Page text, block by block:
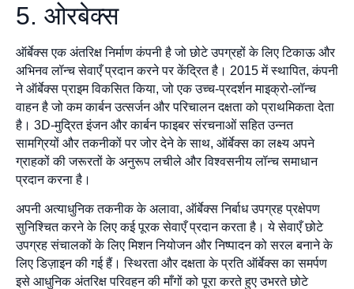
5. ओरबेक्स
ऑर्बेक्स एक अंतरिक्ष निर्माण कंपनी है जो छोटे उपग्रहों के लिए टिकाऊ और
अभिनव लॉन्च सेवाएँ प्रदान करने पर केंद्रित है। 2015 में स्थापित, कंपनी
ने ऑर्बेक्स प्राइम विकसित किया, जो एक उच्च-प्रदर्शन माइक्रो-लॉन्च
वाहन है जो कम कार्बन उत्सर्जन और परिचालन दक्षता को प्राथमिकता देता
है। 3D-मुद्रित इंजन और कार्बन फाइबर संरचनाओं सहित उन्नत
सामग्रियों और तकनीकों पर जोर देने के साथ, ऑर्बेक्स का लक्ष्य अपने
ग्राहकों की जरूरतों के अनुरूप लचीले और विश्वसनीय लॉन्च समाधान
प्रदान करना है।
अपनी अत्याधुनिक तकनीक के अलावा, ऑर्बेक्स निर्बाध उपग्रह प्रक्षेपण
सुनिश्चित करने के लिए कई पूरक सेवाएँ प्रदान करता है। ये सेवाएँ छोटे
उपग्रह संचालकों के लिए मिशन नियोजन और निष्पादन को सरल बनाने के
लिए डिज़ाइन की गई हैं। स्थिरता और दक्षता के प्रति ऑर्बेक्स का समर्पण
इसे आधुनिक अंतरिक्ष परिवहन की माँगों को पूरा करते हुए उभरते छोटे